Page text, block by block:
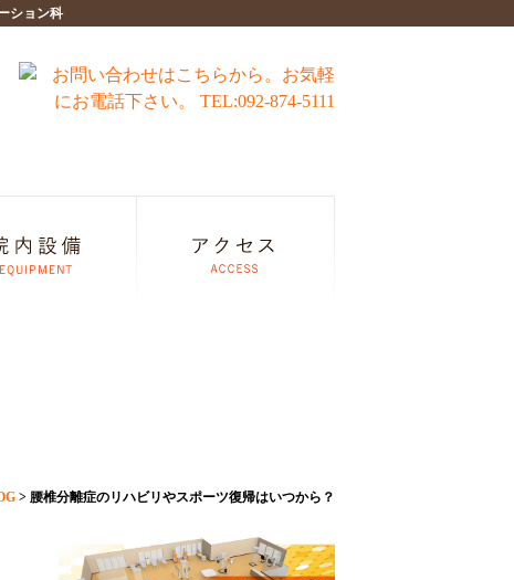
ション科
> 腰椎分離症のリハビリやスポーツ復帰はいつから？